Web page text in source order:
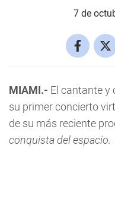
7 de
MIAMI.- El cantante y
su primer concierto
de su más reciente
conquista del espacio.